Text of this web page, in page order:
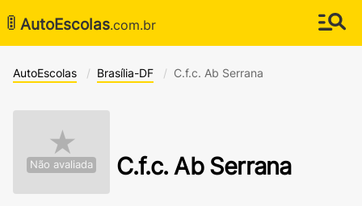
🚦 AutoEscolas.com.br
AutoEscolas Brasília-DF C.f.c. Ab Serrana
★
Não avaliada C.f.c. Ab Serrana